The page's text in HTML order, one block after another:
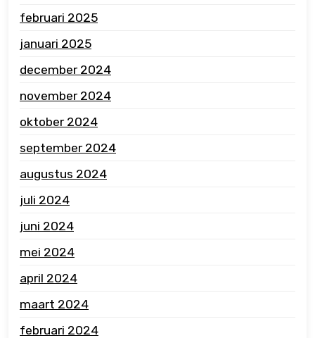
februari 2025
januari 2025
december 2024
november 2024
oktober 2024
september 2024
augustus 2024
juli 2024
juni 2024
mei 2024
april 2024
maart 2024
februari 2024